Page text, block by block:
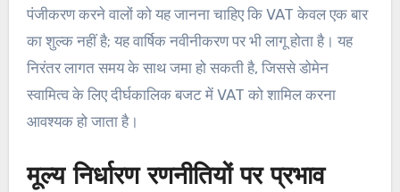
पंजीकरण करने वालों को यह जानना चाहिए कि VAT केवल एक बार
का शुल्क नहीं है; यह वार्षिक नवीनीकरण पर भी लागू होता है। यह
निरंतर लागत समय के साथ जमा हो सकती है, जिससे डोमेन
स्वामित्व के लिए दीर्घकालिक बजट में VAT को शामिल करना
आवश्यक हो जाता है।
मूल्य निर्धारण रणनीतियों पर प्रभाव